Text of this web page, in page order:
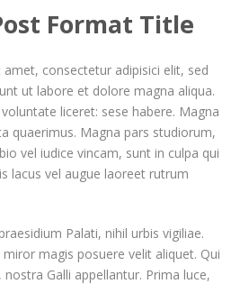
Format Title
consectetur adipisici elit, sed
ut labore et dolore magna aliqua.
liceret: sese habere. Magna
quaerimus. Magna pars studiorum,
vel iudice vincam, sunt in culpa qui
lacus vel augue laoreet rutrum
Palati, nihil urbis vigiliae.
magis posuere velit aliquet. Qui
Galli appellantur. Prima luce,